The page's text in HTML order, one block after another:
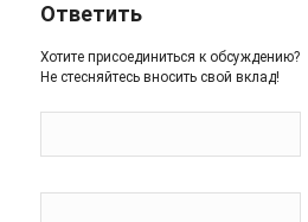
Ответить
Хотите присоединиться к обсуждению?
Не стесняйтесь вносить свой вклад!